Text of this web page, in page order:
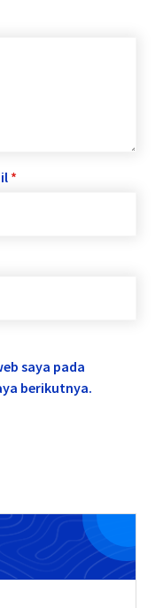
*
saya pada
berikutnya.